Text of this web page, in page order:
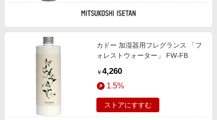
金融・マネー・保険
ビジネス・その他サービス
Samsung ボーナスキャンペーン
週末の高還元 夏の長期版
カドー 加湿器用フレグランス 「フ
ォレストウォーター」 FW-FB
￥ 4,260
1.5%
ストアにすすむ